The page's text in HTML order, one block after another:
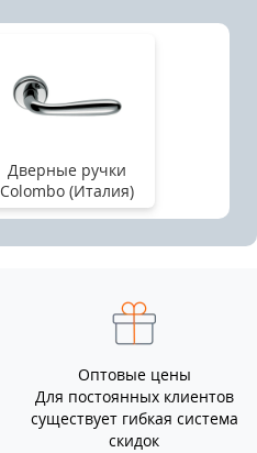
Дверные ручки
Colombo (Италия)
Оптовые цены
Для постоянных клиентов
существует гибкая система
скидок